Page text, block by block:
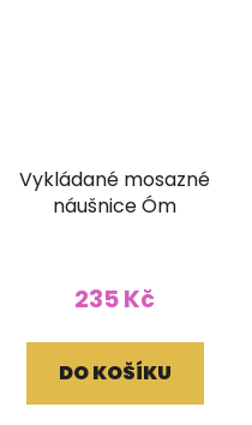
Vykládané mosazné
náušnice Óm
235 Kč
DO KOŠÍKU